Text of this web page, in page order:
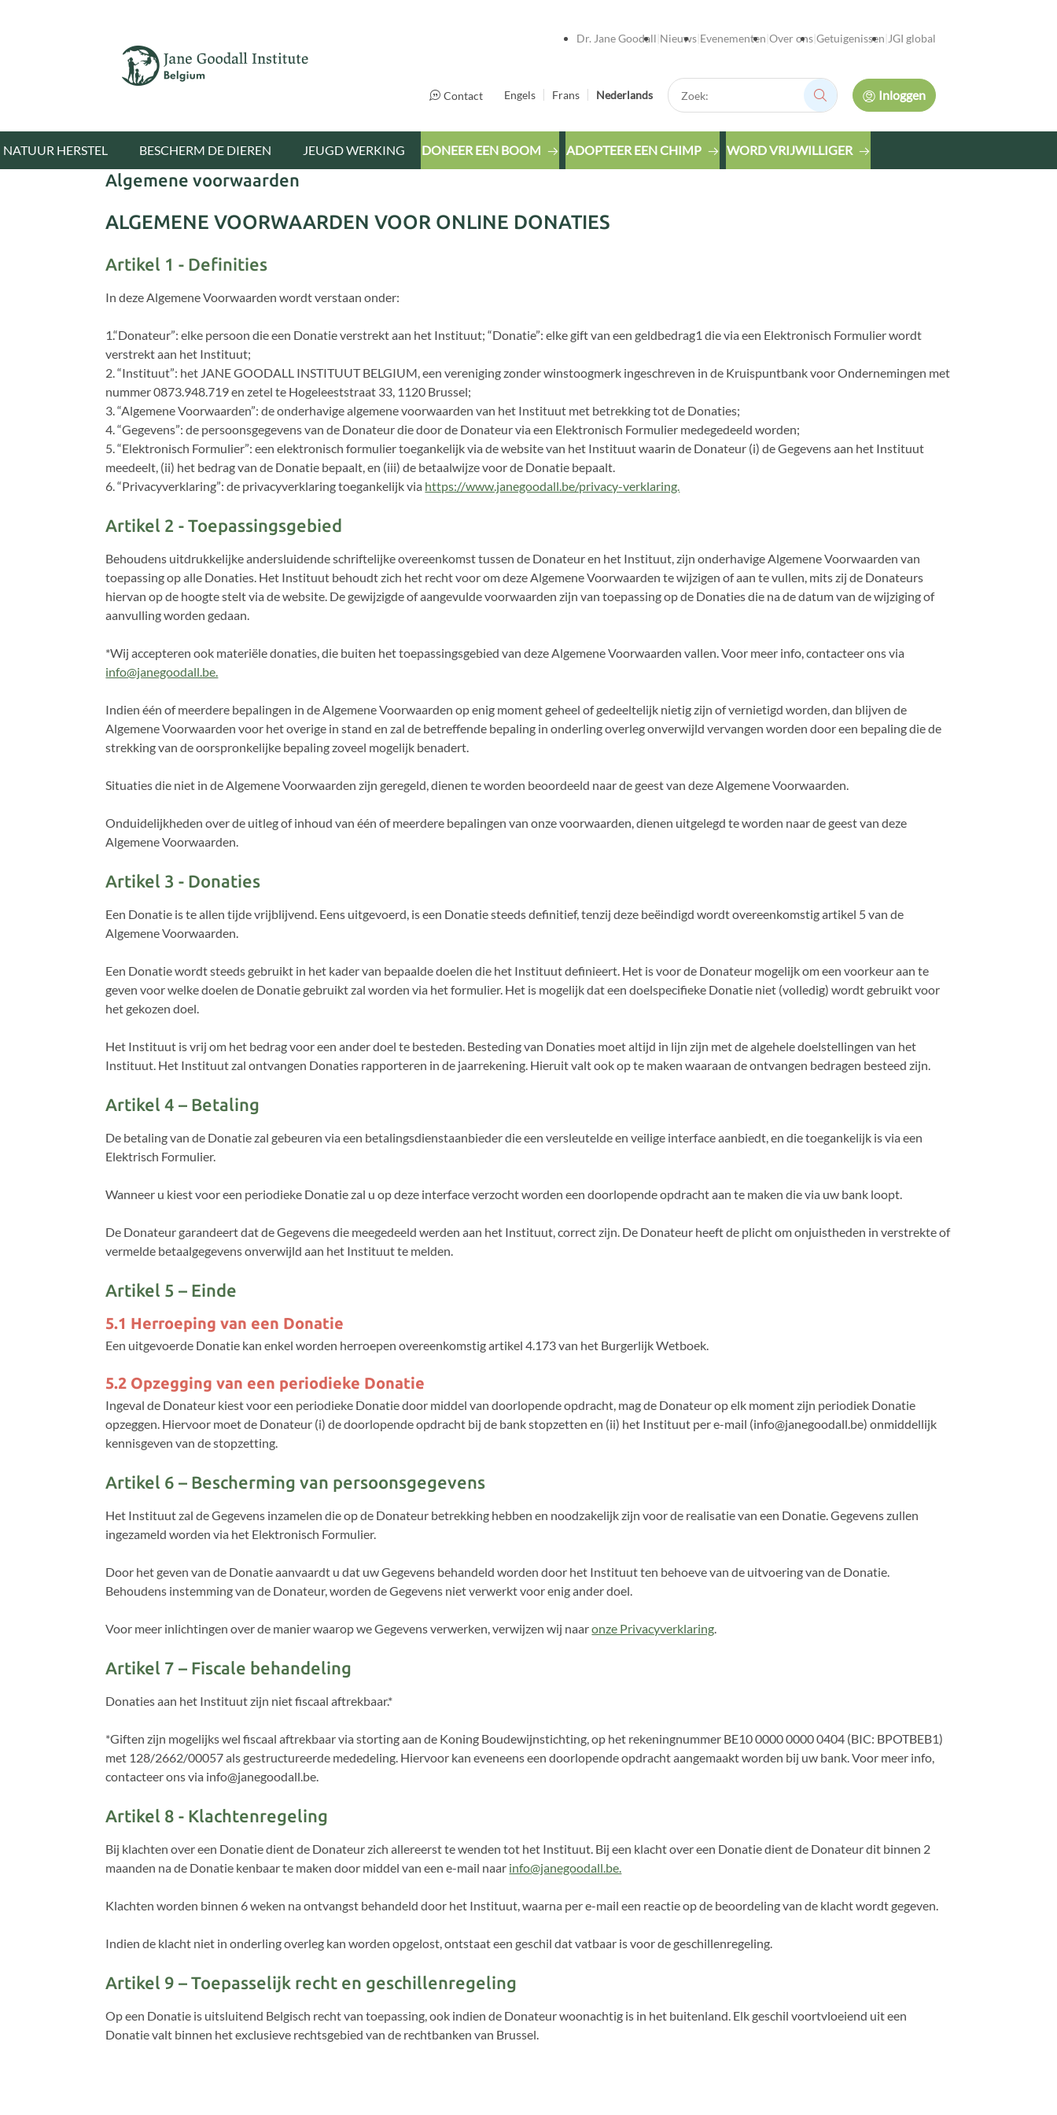
Dr. Jane Goodall Nieuws Evenementen Over ons Getuigenissen JGI global
Contact Engels Frans Nederlands
Zoek:
Zoek:
Inloggen
NATUUR HERSTEL BESCHERM DE DIEREN JEUGD WERKING DONEER EEN BOOM ADOPTEER EEN CHIMP WORD VRIJWILLIGER
Algemene voorwaarden
ALGEMENE VOORWAARDEN VOOR ONLINE DONATIES
Artikel 1 - Definities
In deze Algemene Voorwaarden wordt verstaan onder:
1.“Donateur”: elke persoon die een Donatie verstrekt aan het Instituut; “Donatie”: elke gift van een geldbedrag1 die via een Elektronisch Formulier wordt
verstrekt aan het Instituut;
2. “Instituut”: het JANE GOODALL INSTITUUT BELGIUM, een vereniging zonder winstoogmerk ingeschreven in de Kruispuntbank voor Ondernemingen met
nummer 0873.948.719 en zetel te Hogeleeststraat 33, 1120 Brussel;
3. “Algemene Voorwaarden”: de onderhavige algemene voorwaarden van het Instituut met betrekking tot de Donaties;
4. “Gegevens”: de persoonsgegevens van de Donateur die door de Donateur via een Elektronisch Formulier medegedeeld worden;
5. “Elektronisch Formulier”: een elektronisch formulier toegankelijk via de website van het Instituut waarin de Donateur (i) de Gegevens aan het Instituut
meedeelt, (ii) het bedrag van de Donatie bepaalt, en (iii) de betaalwijze voor de Donatie bepaalt.
6. “Privacyverklaring”: de privacyverklaring toegankelijk via https://www.janegoodall.be/privacy-verklaring.
Artikel 2 - Toepassingsgebied
Behoudens uitdrukkelijke andersluidende schriftelijke overeenkomst tussen de Donateur en het Instituut, zijn onderhavige Algemene Voorwaarden van
toepassing op alle Donaties. Het Instituut behoudt zich het recht voor om deze Algemene Voorwaarden te wijzigen of aan te vullen, mits zij de Donateurs
hiervan op de hoogte stelt via de website. De gewijzigde of aangevulde voorwaarden zijn van toepassing op de Donaties die na de datum van de wijziging of
aanvulling worden gedaan.
*Wij accepteren ook materiële donaties, die buiten het toepassingsgebied van deze Algemene Voorwaarden vallen. Voor meer info, contacteer ons via
info@janegoodall.be.
Indien één of meerdere bepalingen in de Algemene Voorwaarden op enig moment geheel of gedeeltelijk nietig zijn of vernietigd worden, dan blijven de
Algemene Voorwaarden voor het overige in stand en zal de betreffende bepaling in onderling overleg onverwijld vervangen worden door een bepaling die de
strekking van de oorspronkelijke bepaling zoveel mogelijk benadert.
Situaties die niet in de Algemene Voorwaarden zijn geregeld, dienen te worden beoordeeld naar de geest van deze Algemene Voorwaarden.
Onduidelijkheden over de uitleg of inhoud van één of meerdere bepalingen van onze voorwaarden, dienen uitgelegd te worden naar de geest van deze
Algemene Voorwaarden.
Artikel 3 - Donaties
Een Donatie is te allen tijde vrijblijvend. Eens uitgevoerd, is een Donatie steeds definitief, tenzij deze beëindigd wordt overeenkomstig artikel 5 van de
Algemene Voorwaarden.
Een Donatie wordt steeds gebruikt in het kader van bepaalde doelen die het Instituut definieert. Het is voor de Donateur mogelijk om een voorkeur aan te
geven voor welke doelen de Donatie gebruikt zal worden via het formulier. Het is mogelijk dat een doelspecifieke Donatie niet (volledig) wordt gebruikt voor
het gekozen doel.
Het Instituut is vrij om het bedrag voor een ander doel te besteden. Besteding van Donaties moet altijd in lijn zijn met de algehele doelstellingen van het
Instituut. Het Instituut zal ontvangen Donaties rapporteren in de jaarrekening. Hieruit valt ook op te maken waaraan de ontvangen bedragen besteed zijn.
Artikel 4 – Betaling
De betaling van de Donatie zal gebeuren via een betalingsdienstaanbieder die een versleutelde en veilige interface aanbiedt, en die toegankelijk is via een
Elektrisch Formulier.
Wanneer u kiest voor een periodieke Donatie zal u op deze interface verzocht worden een doorlopende opdracht aan te maken die via uw bank loopt.
De Donateur garandeert dat de Gegevens die meegedeeld werden aan het Instituut, correct zijn. De Donateur heeft de plicht om onjuistheden in verstrekte of
vermelde betaalgegevens onverwijld aan het Instituut te melden.
Artikel 5 – Einde
5.1 Herroeping van een Donatie
Een uitgevoerde Donatie kan enkel worden herroepen overeenkomstig artikel 4.173 van het Burgerlijk Wetboek.
5.2 Opzegging van een periodieke Donatie
Ingeval de Donateur kiest voor een periodieke Donatie door middel van doorlopende opdracht, mag de Donateur op elk moment zijn periodiek Donatie
opzeggen. Hiervoor moet de Donateur (i) de doorlopende opdracht bij de bank stopzetten en (ii) het Instituut per e-mail (info@janegoodall.be) onmiddellijk
kennisgeven van de stopzetting.
Artikel 6 – Bescherming van persoonsgegevens
Het Instituut zal de Gegevens inzamelen die op de Donateur betrekking hebben en noodzakelijk zijn voor de realisatie van een Donatie. Gegevens zullen
ingezameld worden via het Elektronisch Formulier.
Door het geven van de Donatie aanvaardt u dat uw Gegevens behandeld worden door het Instituut ten behoeve van de uitvoering van de Donatie.
Behoudens instemming van de Donateur, worden de Gegevens niet verwerkt voor enig ander doel.
Voor meer inlichtingen over de manier waarop we Gegevens verwerken, verwijzen wij naaronze Privacyverklaring.
Artikel 7 – Fiscale behandeling
Donaties aan het Instituut zijn niet fiscaal aftrekbaar.*
*Giften zijn mogelijks wel fiscaal aftrekbaar via storting aan de Koning Boudewijnstichting, op het rekeningnummer BE10 0000 0000 0404 (BIC: BPOTBEB1)
met 128/2662/00057 als gestructureerde mededeling. Hiervoor kan eveneens een doorlopende opdracht aangemaakt worden bij uw bank. Voor meer info,
contacteer ons via info@janegoodall.be.
Artikel 8 - Klachtenregeling
Bij klachten over een Donatie dient de Donateur zich allereerst te wenden tot het Instituut. Bij een klacht over een Donatie dient de Donateur dit binnen 2
maanden na de Donatie kenbaar te maken door middel van een e-mail naar info@janegoodall.be.
Klachten worden binnen 6 weken na ontvangst behandeld door het Instituut, waarna per e-mail een reactie op de beoordeling van de klacht wordt gegeven.
Indien de klacht niet in onderling overleg kan worden opgelost, ontstaat een geschil dat vatbaar is voor de geschillenregeling.
Artikel 9 – Toepasselijk recht en geschillenregeling
Op een Donatie is uitsluitend Belgisch recht van toepassing, ook indien de Donateur woonachtig is in het buitenland. Elk geschil voortvloeiend uit een
Donatie valt binnen het exclusieve rechtsgebied van de rechtbanken van Brussel.